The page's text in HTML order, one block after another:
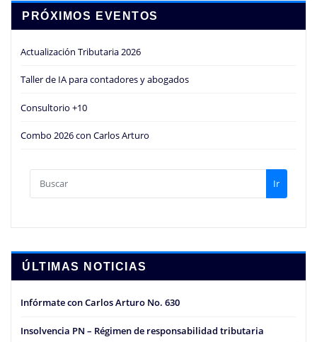
PRÓXIMOS EVENTOS
Actualización Tributaria 2026
Taller de IA para contadores y abogados
Consultorio +10
Combo 2026 con Carlos Arturo
Ir
ÚLTIMAS NOTICIAS
Infórmate con Carlos Arturo No. 630
Insolvencia PN – Régimen de responsabilidad tributaria